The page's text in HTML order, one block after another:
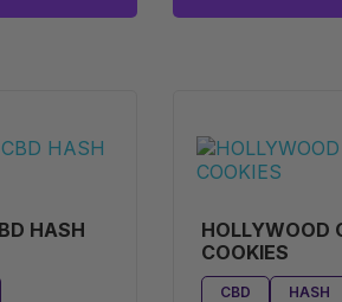
HASH
HOLLYWOOD
COOKIES
CBD HASH